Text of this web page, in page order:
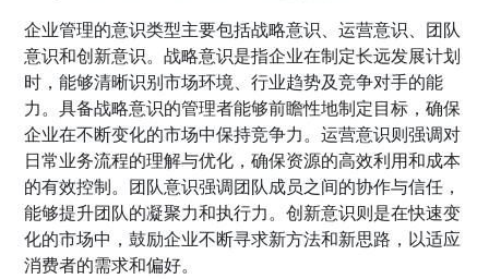
企业管理的意识类型主要包括战略意识、运营意识、团队
意识和创新意识。战略意识是指企业在制定长远发展计划
时，能够清晰识别市场环境、行业趋势及竞争对手的能
力。具备战略意识的管理者能够前瞻性地制定目标，确保
企业在不断变化的市场中保持竞争力。运营意识则强调对
日常业务流程的理解与优化，确保资源的高效利用和成本
的有效控制。团队意识强调团队成员之间的协作与信任，
能够提升团队的凝聚力和执行力。创新意识则是在快速变
化的市场中，鼓励企业不断寻求新方法和新思路，以适应
消费者的需求和偏好。